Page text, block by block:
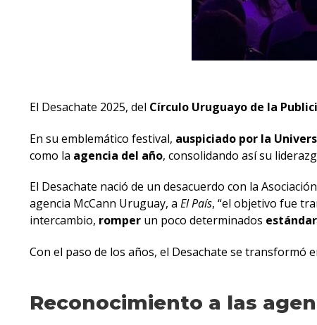
El Desachate 2025, del Círculo Uruguayo de la
En su emblemático festival, auspiciado por la
como la agencia del año, consolidando así su
El Desachate nació de un desacuerdo con la
agencia McCann Uruguay, a El País, “el objetivo fue
intercambio, romper un poco determinados
Con el paso de los años, el Desachate se transformó
Reconocimiento a las